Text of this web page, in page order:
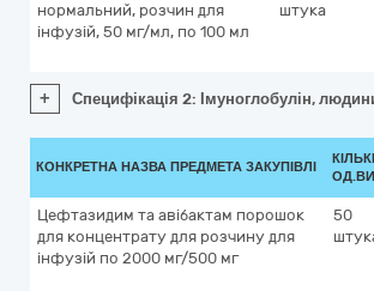
нормальний, розчин для
інфузій, 50 мг/мл, по 100 мл
штука
+ Специфікація 2: Імуноглобулін,
КОНКРЕТНА НАЗВА ПРЕДМЕТА ЗАКУПІВЛІ
Цефтазидим та авібактам порошок
для концентрату для розчину для
інфузій по 2000 мг/500 мг
50